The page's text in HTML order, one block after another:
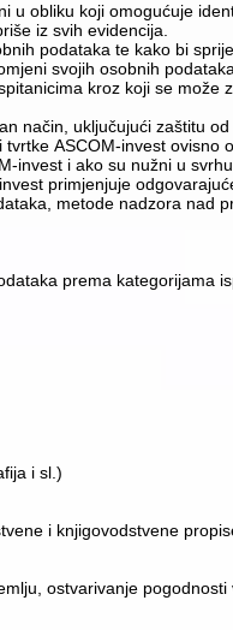
u obliku koji omogućuje
iz svih evidencija.
podataka te kako bi
svojih osobnih
kroz koji se može
način, uključujući zaštitu
ASCOM-invest ovisno
invest i ako su nužni u
primjenjuje
metode nadzora nad
prema kategorijama
i sl.)
i knjigovodstvene
ostvarivanje pogodnosti